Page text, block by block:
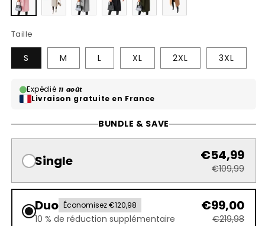
ou
indisponible
ou
indisponible
ou
indisponible
ou
indisponible
ou
indisponible
ou
indisponible
Taille
S M L XL 2XL 3XL
Expédié 11 août
Livraison gratuite en France
BUNDLE & SAVE
Single €54,99
€109,99
Duo Économisez €120,98
10 % de réduction supplémentaire
€99,00
€219,98